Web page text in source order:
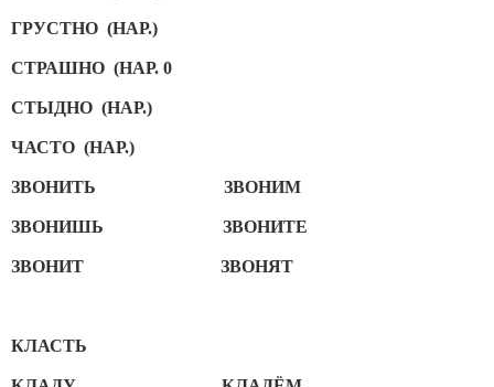
ГРУСТНО (НАР.)
СТРАШНО (НАР. 0
СТЫДНО (НАР.)
ЧАСТО (НАР.)
ЗВОНИТЬ ЗВОНИМ
ЗВОНИШЬ ЗВОНИТЕ
ЗВОНИТ ЗВОНЯТ
КЛАСТЬ